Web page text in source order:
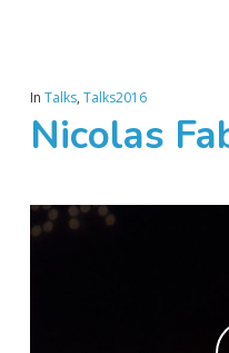
In Talks, Talks2016
Nicolas
Play Video